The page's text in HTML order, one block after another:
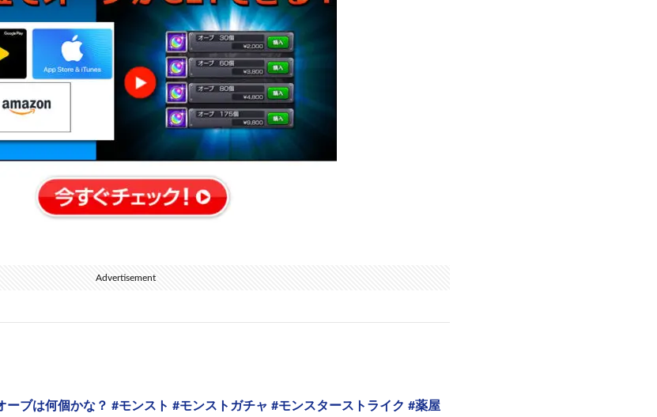
Advertisement
ーブは何個かな？ #モンスト #モンストガチャ #モンスターストライク #薬屋